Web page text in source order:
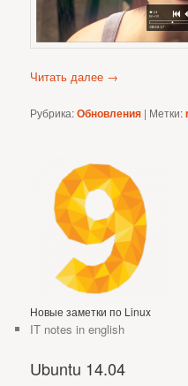
Читать далее →
Рубрика:Обновления | Метки:
Новые заметки по Linux
IT notes in english
Ubuntu 14.04